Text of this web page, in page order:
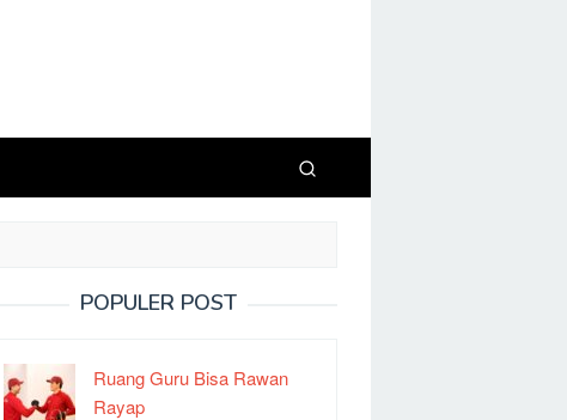
POPULER POST
Ruang Guru Bisa Rawan
Rayap